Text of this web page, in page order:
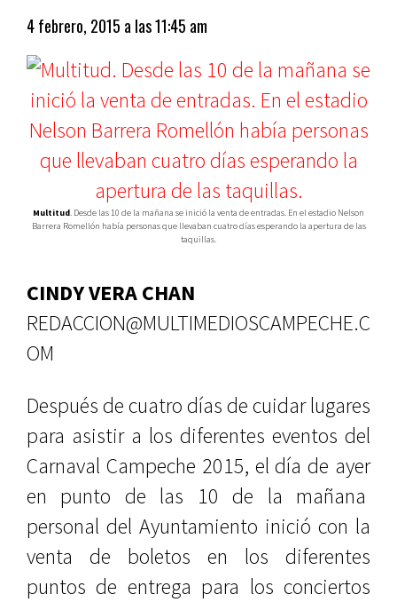
4 febrero, 2015 a las 11:45 am
Multitud. Desde las 10 de la mañana se inició la venta de entradas. En el estadio Nelson
Barrera Romellón había personas que llevaban cuatro días esperando la apertura de las
taquillas.
CINDY VERA CHAN
REDACCION@MULTIMEDIOSCAMPECHE.C
OM
Después de cuatro días de cuidar lugares
para asistir a los diferentes eventos del
Carnaval Campeche 2015, el día de ayer
en punto de las 10 de la mañana
personal del Ayuntamiento inició con la
venta de boletos en los diferentes
puntos de entrega para los conciertos